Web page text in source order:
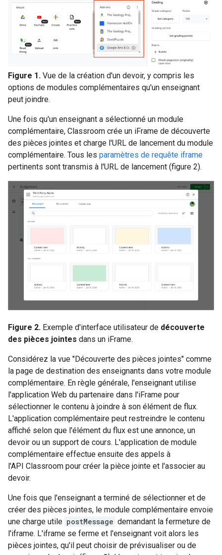
Figure 1. Vue de la création d'un devoir, y compris les
options de modules complémentaires qu'un enseignant
peut joindre.
Une fois qu'un enseignant a sélectionné un module
complémentaire, Classroom crée un iFrame de découverte
des pièces jointes et charge l'URL de lancement du module
complémentaire. Tous les paramètres de requête iframe
pertinents sont transmis à l'URL de lancement (figure 2).
Figure 2. Exemple d'interface utilisateur de découverte
des pièces jointes dans un iFrame.
Considérez la vue "Découverte des pièces jointes" comme
la page de destination des enseignants dans votre module
complémentaire. En règle générale, l'enseignant utilise
l'application Web du partenaire dans l'iFrame pour
sélectionner le contenu à joindre à son élément de flux.
L'application complémentaire peut restreindre le contenu
affiché selon que l'élément du flux est une annonce, un
devoir ou un support de cours. L'application de module
complémentaire effectue ensuite des appels à
l'API Classroom pour créer la pièce jointe et l'associer au
devoir.
Une fois que l'enseignant a terminé de sélectionner et de
créer des pièces jointes, le module complémentaire envoie
une charge utile postMessage demandant la fermeture de
l'iframe. L'iframe se ferme et l'enseignant voit alors les
pièces jointes, qu'il peut choisir de prévisualiser ou de